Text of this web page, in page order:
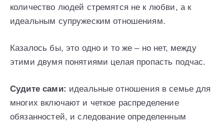
количество людей стремятся не к любви, а к
идеальным супружеским отношениям.
Казалось бы, это одно и то же – но нет, между
этими двумя понятиями целая пропасть подчас.
Судите сами: идеальные отношения в семье для
многих включают и четкое распределение
обязанностей, и следование определенным